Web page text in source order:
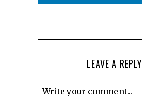
LEAVE A REPLY